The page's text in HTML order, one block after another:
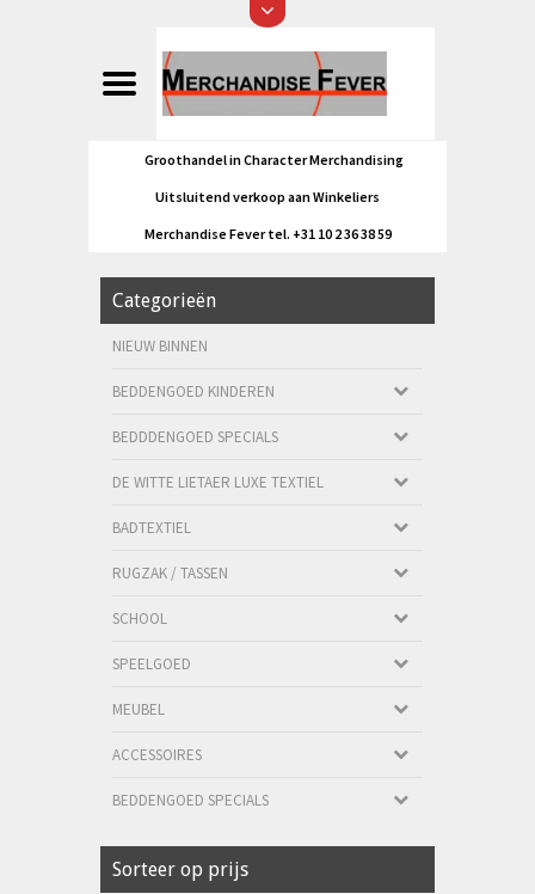
Groothandel in Character Merchandising
Uitsluitend verkoop aan Winkeliers
Merchandise Fever tel. +31 10 2 36 38 59
Categorieën
NIEUW BINNEN
BEDDENGOED KINDEREN
BEDDDENGOED SPECIALS
DE WITTE LIETAER LUXE TEXTIEL
BADTEXTIEL
RUGZAK / TASSEN
SCHOOL
SPEELGOED
MEUBEL
ACCESSOIRES
BEDDENGOED SPECIALS
Sorteer op prijs